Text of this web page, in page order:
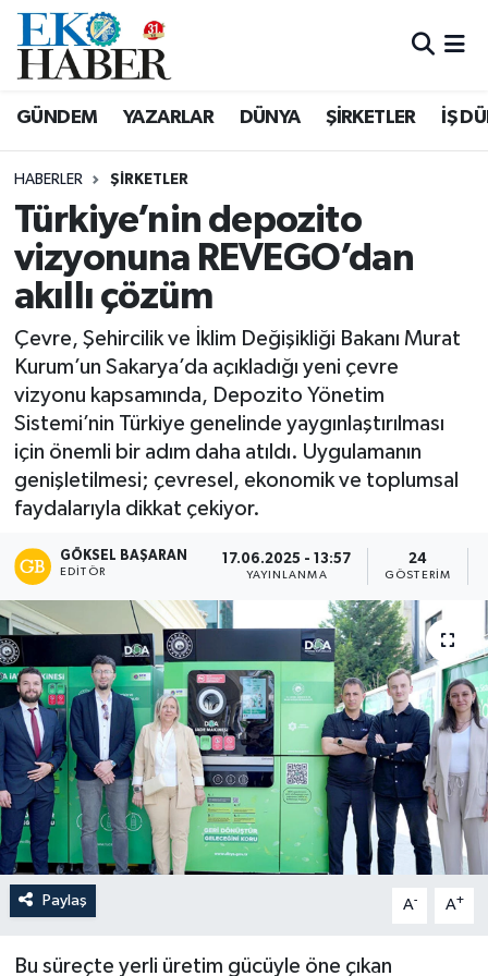
GÜNDEM YAZARLAR DÜNYA ŞİRKETLER İŞ
HABERLER ŞIRKETLER
Türkiye’nin depozito
vizyonuna REVEGO’dan
akıllı çözüm
Çevre, Şehircilik ve İklim Değişikliği Bakanı Murat
Kurum’un Sakarya’da açıkladığı yeni çevre
vizyonu kapsamında, Depozito Yönetim
Sistemi’nin Türkiye genelinde yaygınlaştırılması
için önemli bir adım daha atıldı. Uygulamanın
genişletilmesi; çevresel, ekonomik ve toplumsal
faydalarıyla dikkat çekiyor.
GÖKSEL BAŞARAN
EDITÖR
17.06.2025 - 13:57
YAYINLANMA
24
GÖSTERIM
Paylaş A- A+
Bu süreçte yerli üretim gücüyle öne çıkan
Hava Durumu
Tüm Manşetler
Son Dakika Haberleri
Haber Arşivi